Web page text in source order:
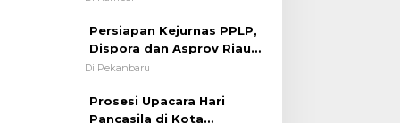
Persiapan Kejurnas PPLP,
Dispora dan Asprov Riau
Tinjau Kelayakan Rumput
Di Pekanbaru
Prosesi Upacara Hari
Pancasila di Kota